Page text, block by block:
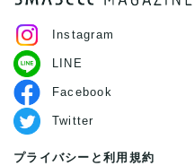
Instagram
LINE
Facebook
Twitter
プライバシーと利用規約